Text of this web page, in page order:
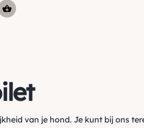
van je hond. Je kunt bij ons